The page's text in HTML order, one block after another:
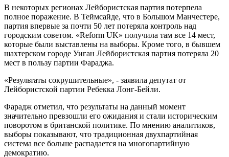
В некоторых регионах Лейбористская партия потерпела
полное поражение. В Теймсайде, что в Большом Манчестере,
партия впервые за почти 50 лет потеряла контроль над
городским советом. «Reform UK» получила там все 14 мест,
которые были выставлены на выборы. Кроме того, в бывшем
шахтерском городе Уиган Лейбористская партия потеряла 20
мест в пользу партии Фараджа.
«Результаты сокрушительные», - заявила депутат от
Лейбористской партии Ребекка Лонг-Бейли.
Фарадж отметил, что результаты на данный момент
значительно превзошли его ожидания и стали историческим
поворотом в британской политике. По мнению аналитиков,
выборы показывают, что традиционная двухпартийная
система все больше распадается на многопартийную
демократию.